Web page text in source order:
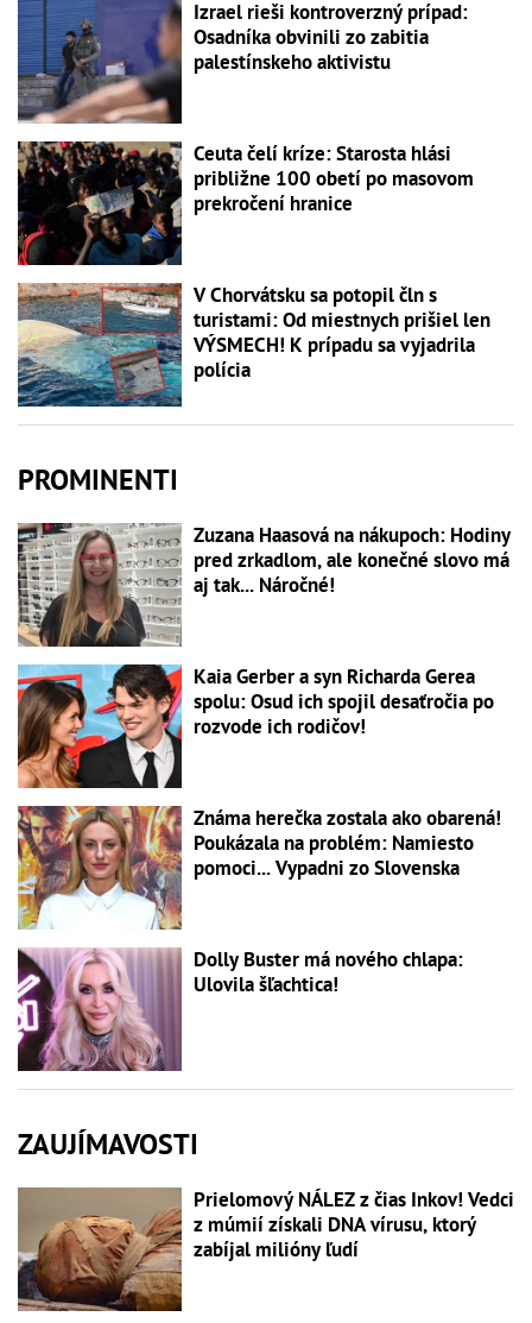
Izrael rieši kontroverzný prípad:
Osadníka obvinili zo zabitia
palestínskeho aktivistu
Ceuta čelí kríze: Starosta hlási
približne 100 obetí po masovom
prekročení hranice
V Chorvátsku sa potopil čln s
turistami: Od miestnych prišiel len
VÝSMECH! K prípadu sa vyjadrila
polícia
PROMINENTI
Zuzana Haasová na nákupoch: Hodiny
pred zrkadlom, ale konečné slovo má
aj tak... Náročné!
Kaia Gerber a syn Richarda Gerea
spolu: Osud ich spojil desaťročia po
rozvode ich rodičov!
Známa herečka zostala ako obarená!
Poukázala na problém: Namiesto
pomoci... Vypadni zo Slovenska
Dolly Buster má nového chlapa:
Ulovila šľachtica!
ZAUJÍMAVOSTI
Prielomový NÁLEZ z čias Inkov! Vedci
z múmií získali DNA vírusu, ktorý
zabíjal milióny ľudí